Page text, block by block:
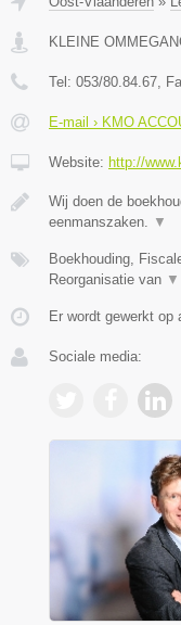
KLEINE
Tel: 053/80.84.67 ,
E-mail › KMO
Website: http://
Wij doen de
eenmanszaken.
▼
Boekhouding,
Reorganisatie van ▼
Er wordt gewerkt op
Sociale media: